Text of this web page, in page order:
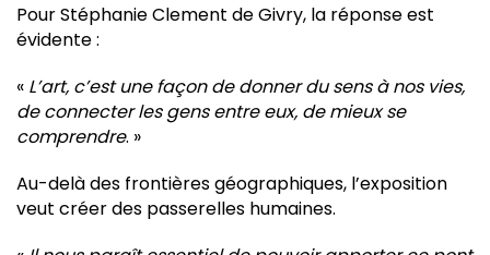
Pour Stéphanie Clement de Givry, la réponse est
évidente :
« L’art, c’est une façon de donner du sens à nos vies,
de connecter les gens entre eux, de mieux se
comprendre. »
Au-delà des frontières géographiques, l’exposition
veut créer des passerelles humaines.